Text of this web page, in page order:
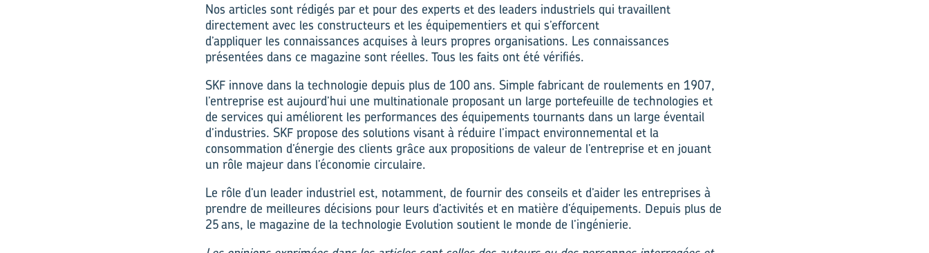
Nos articles sont rédigés par et pour des experts et des leaders industriels qui travaillent
directement avec les constructeurs et les équipementiers et qui s’efforcent
d’appliquer les connaissances acquises à leurs propres organisations. Les connaissances
présentées dans ce magazine sont réelles. Tous les faits ont été vérifiés.
SKF innove dans la technologie depuis plus de 100 ans. Simple fabricant de roulements en 1907,
l’entreprise est aujourd’hui une multinationale proposant un large portefeuille de technologies et
de services qui améliorent les performances des équipements tournants dans un large éventail
d’industries. SKF propose des solutions visant à réduire l’impact environnemental et la
consommation d’énergie des clients grâce aux propositions de valeur de l’entreprise et en jouant
un rôle majeur dans l’économie circulaire.
Le rôle d’un leader industriel est, notamment, de fournir des conseils et d’aider les entreprises à
prendre de meilleures décisions pour leurs d’activités et en matière d’équipements. Depuis plus de
25 ans, le magazine de la technologie Evolution soutient le monde de l’ingénierie.